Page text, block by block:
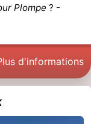
Plompe ? -
d'informations